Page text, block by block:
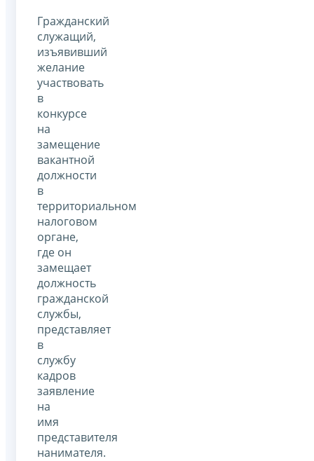
Гражданский
служащий,
изъявивший
желание
участвовать
в
конкурсе
на
замещение
вакантной
должности
в
территориальном
налоговом
органе,
где он
замещает
должность
гражданской
службы,
представляет
в
службу
кадров
заявление
на
имя
представителя
нанимателя.